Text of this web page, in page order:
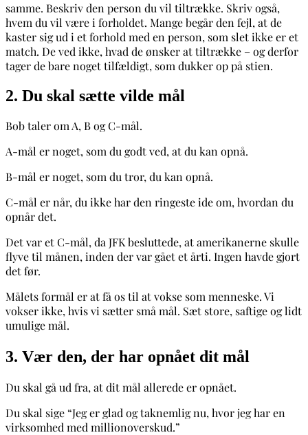
samme. Beskriv den person du vil tiltrække. Skriv også,
hvem du vil være i forholdet. Mange begår den fejl, at de
kaster sig ud i et forhold med en person, som slet ikke er et
match. De ved ikke, hvad de ønsker at tiltrække – og derfor
tager de bare noget tilfældigt, som dukker op på stien.
2. Du skal sætte vilde mål
Bob taler om A, B og C-mål.
A-mål er noget, som du godt ved, at du kan opnå.
B-mål er noget, som du tror, du kan opnå.
C-mål er når, du ikke har den ringeste ide om, hvordan du
opnår det.
Det var et C-mål, da JFK besluttede, at amerikanerne skulle
flyve til månen, inden der var gået et årti. Ingen havde gjort
det før.
Målets formål er at få os til at vokse som menneske. Vi
vokser ikke, hvis vi sætter små mål. Sæt store, saftige og lidt
umulige mål.
3. Vær den, der har opnået dit mål
Du skal gå ud fra, at dit mål allerede er opnået.
Du skal sige “Jeg er glad og taknemlig nu, hvor jeg har en
virksomhed med millionoverskud.”